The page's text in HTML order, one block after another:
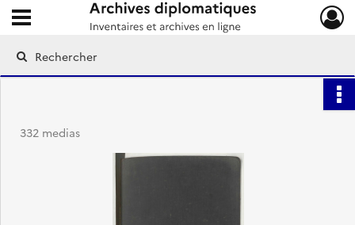
Archives diplomatiques
Ouvrir le menu déroulant
332 medias